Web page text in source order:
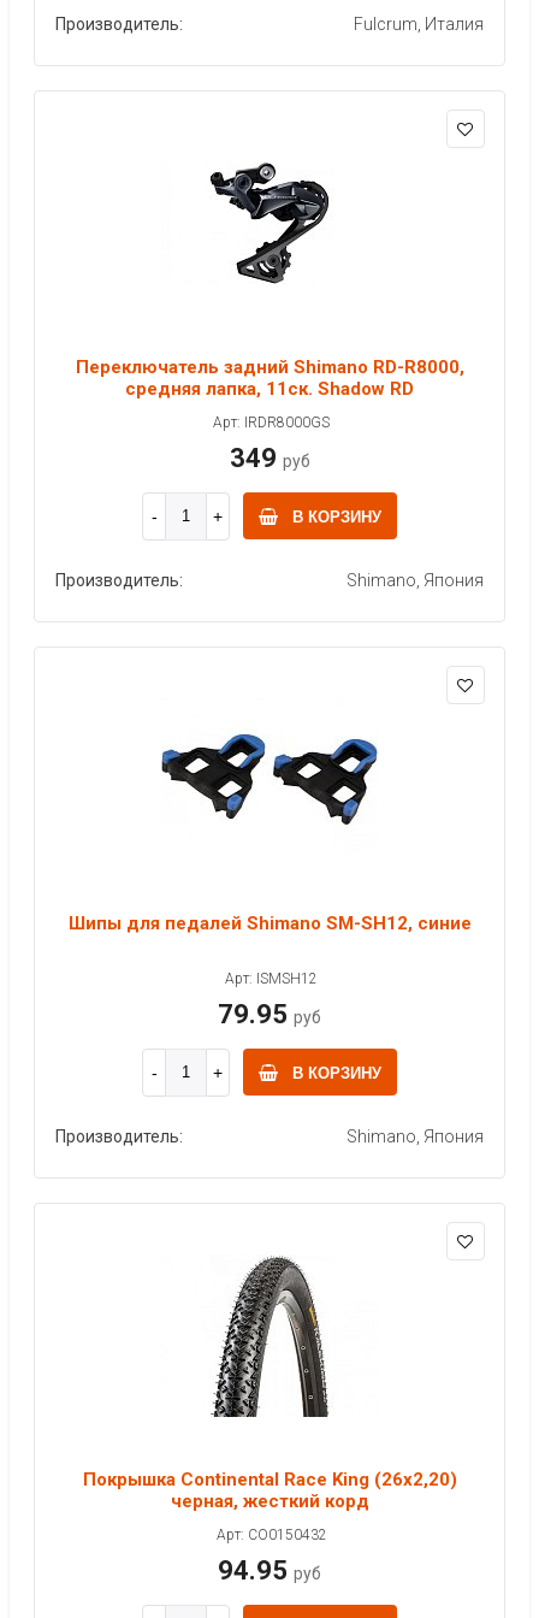
Производитель: Fulcrum, Италия
Переключатель задний Shimano RD-R8000,
средняя лапка, 11ск. Shadow RD
Арт: IRDR8000GS
349 руб
В КОРЗИНУ
Производитель: Shimano, Япония
Шипы для педалей Shimano SM-SH12, синие
Арт: ISMSH12
79.95 руб
В КОРЗИНУ
Производитель: Shimano, Япония
Покрышка Continental Race King (26x2,20)
черная, жесткий корд
Арт: CO0150432
94.95 руб